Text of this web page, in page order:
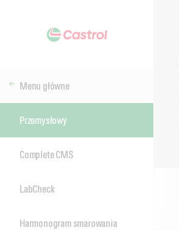
Menu główne
Przemysłowy
Complete CMS
LabCheck
Harmonogram smarowania